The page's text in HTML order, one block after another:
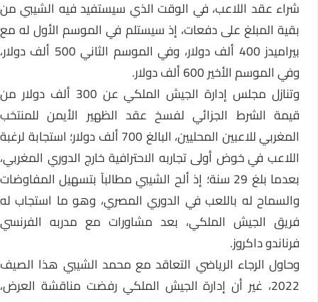
شراء عقد اللاعب، في الوقت الذي سيستفيد فيه الشيبي من
بقية المبلغ على دفعات، إذ سيستلم في الموسم الأول له مع
بيراميدز 400 ألف دولار، وفي الموسم الثاني 500 ألف دولار،
وفي الموسم الأخير 600 ألف دولار.
وتنازل مجلس إدارة الجيش الملكي عن 300 ألف دولار من
قيمة الشرط الجزائي لفسخ عقد الظهير الأيمن للمنتخب
المغربي للاعبين المحليين، البالغ 700 ألف دولار؛ استجابة لرغبة
اللاعب في خوض أولى تجاربه الاحترافية خارج الدوري المغربي،
بعدما بلغ 29 سنة؛ إذ ألح الشيبي مطالباً بتسهيل المفاوضات
والسماح له باللعب في الدوري المصري، وهو ما استجاب له
فريق الجيش الملكي، بعد مشاورات مع مدربه الفرنسي
فرناندو داكروز.
وحاول الرجاء الرياضي التعاقد مع محمد الشيبي هذا الصيف
2022، غير أن إدارة الجيش الملكي رفضت مناقشة العرض،